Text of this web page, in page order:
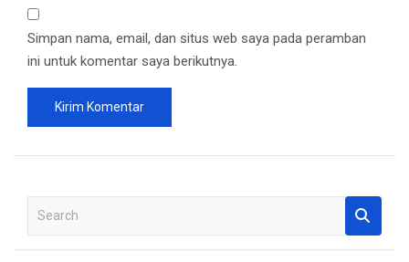
Simpan nama, email, dan situs web saya pada peramban
ini untuk komentar saya berikutnya.
a